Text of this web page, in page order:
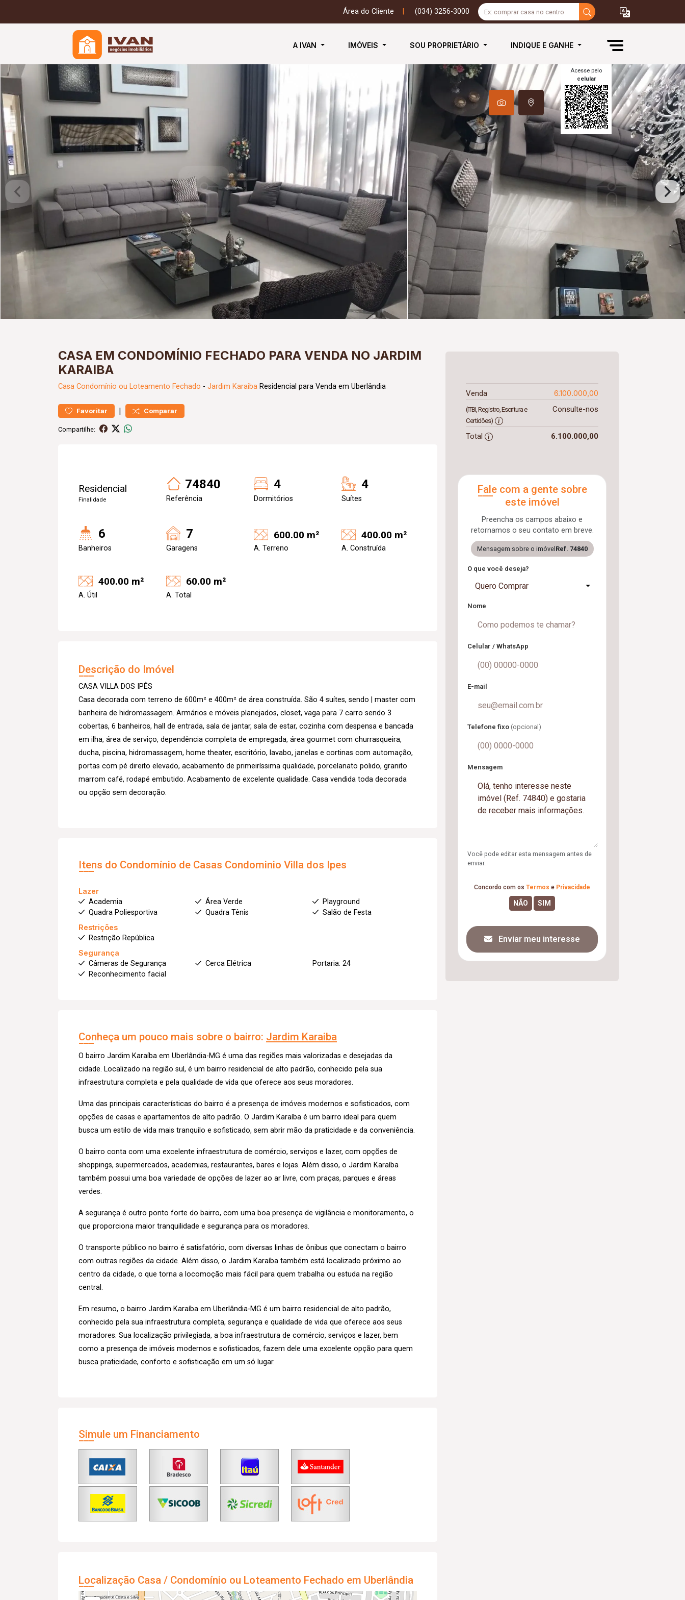
Área do Cliente (034) 3256-3000
A IVAN IMÓVEIS SOU PROPRIETÁRIO INDIQUE E GANHE
Acesse pelo
celular
CASA EM CONDOMÍNIO FECHADO PARA VENDA NO JARDIM
KARAIBA
Casa Condomínio ou Loteamento Fechado - Jardim Karaiba Residencial para Venda em Uberlândia
Favoritar | Comparar
Compartilhe:
Residencial
Finalidade
74840
Referência
4
Dormitórios
4
Suítes
6
Banheiros
7
Garagens
600.00 m²
A. Terreno
400.00 m²
A. Construída
400.00 m²
A. Útil
60.00 m²
A. Total
Descrição do Imóvel
CASA VILLA DOS IPÊS
Casa decorada com terreno de 600m² e 400m² de área construída. São 4 suítes, sendo | master com
banheira de hidromassagem. Armários e móveis planejados, closet, vaga para 7 carro sendo 3
cobertas, 6 banheiros, hall de entrada, sala de jantar, sala de estar, cozinha com despensa e bancada
em ilha, área de serviço, dependência completa de empregada, área gourmet com churrasqueira,
ducha, piscina, hidromassagem, home theater, escritório, lavabo, janelas e cortinas com automação,
portas com pé direito elevado, acabamento de primeiríssima qualidade, porcelanato polido, granito
marrom café, rodapé embutido. Acabamento de excelente qualidade. Casa vendida toda decorada
ou opção sem decoração.
Itens do Condomínio de Casas Condominio Villa dos Ipes
Lazer
Academia
Área Verde
Playground
Quadra Poliesportiva
Quadra Tênis
Salão de Festa
Restrições
Restrição República
Segurança
Câmeras de Segurança
Cerca Elétrica
Portaria: 24
Reconhecimento facial
Conheça um pouco mais sobre o bairro: Jardim Karaiba
O bairro Jardim Karaíba em Uberlândia-MG é uma das regiões mais valorizadas e desejadas da
cidade. Localizado na região sul, é um bairro residencial de alto padrão, conhecido pela sua
infraestrutura completa e pela qualidade de vida que oferece aos seus moradores.
Uma das principais características do bairro é a presença de imóveis modernos e sofisticados, com
opções de casas e apartamentos de alto padrão. O Jardim Karaíba é um bairro ideal para quem
busca um estilo de vida mais tranquilo e sofisticado, sem abrir mão da praticidade e da conveniência.
O bairro conta com uma excelente infraestrutura de comércio, serviços e lazer, com opções de
shoppings, supermercados, academias, restaurantes, bares e lojas. Além disso, o Jardim Karaíba
também possui uma boa variedade de opções de lazer ao ar livre, com praças, parques e áreas
verdes.
A segurança é outro ponto forte do bairro, com uma boa presença de vigilância e monitoramento, o
que proporciona maior tranquilidade e segurança para os moradores.
O transporte público no bairro é satisfatório, com diversas linhas de ônibus que conectam o bairro
com outras regiões da cidade. Além disso, o Jardim Karaíba também está localizado próximo ao
centro da cidade, o que torna a locomoção mais fácil para quem trabalha ou estuda na região
central.
Em resumo, o bairro Jardim Karaíba em Uberlândia-MG é um bairro residencial de alto padrão,
conhecido pela sua infraestrutura completa, segurança e qualidade de vida que oferece aos seus
moradores. Sua localização privilegiada, a boa infraestrutura de comércio, serviços e lazer, bem
como a presença de imóveis modernos e sofisticados, fazem dele uma excelente opção para quem
busca praticidade, conforto e sofisticação em um só lugar.
Simule um Financiamento
Localização Casa / Condomínio ou Loteamento Fechado em Uberlândia
Venda 6.100.000,00
(ITBI, Registro, Escritura e
Certidões)
Consulte-nos
Total 6.100.000,00
Fale com a gente sobre
este imóvel
Preencha os campos abaixo e
retornamos o seu contato em breve.
Mensagem sobre o imóvel Ref. 74840
O que você deseja?
Quero Comprar
Nome
Celular / WhatsApp
E-mail
Telefone fixo (opcional)
Mensagem
Você pode editar esta mensagem antes de
enviar.
Concordo com os Termos e Privacidade
Enviar meu interesse